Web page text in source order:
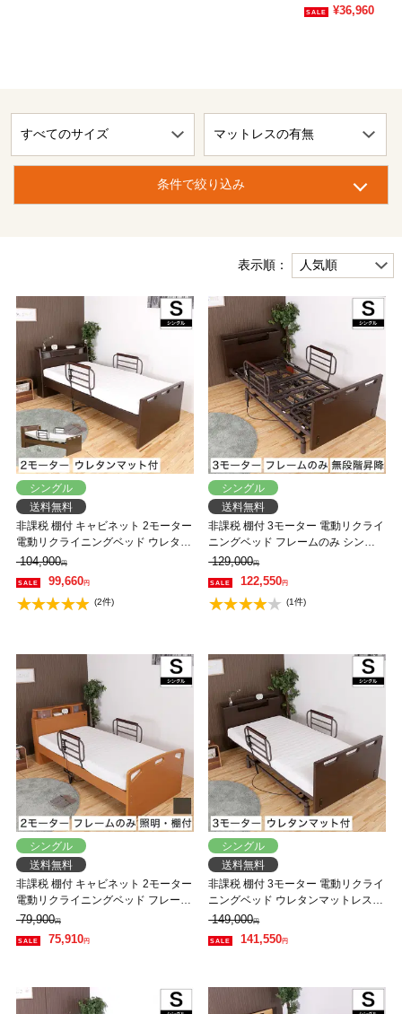
¥36,960
条件で絞り込み
表示順：
シングル
送料無料
非課税 棚付 キャビネット 2モーター
電動リクライニングベッド ウレタン
マットレス シングル 高さ4段階調整
LED照明 コンセント付
104,900円
99,660円
(2件)
シングル
送料無料
非課税 棚付 3モーター 電動リクライ
ニングベッド フレームのみ シング
ル 無段階昇降 背上げ 脚上げ 高さ調
129,000円
122,550円
(1件)
シングル
送料無料
非課税 棚付 キャビネット 2モーター
電動リクライニングベッド フレーム
のみ シングル 高さ4段階調整 照明
コンセント付
79,900円
75,910円
シングル
送料無料
非課税 棚付 3モーター 電動リクライ
ニングベッド ウレタンマットレス
シングル 無段階昇降 背上げ 脚上げ
高さ調整
149,000円
141,550円